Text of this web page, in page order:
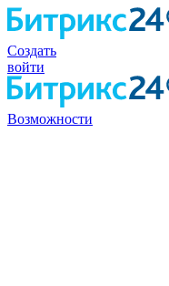
Создать
войти
Возможности